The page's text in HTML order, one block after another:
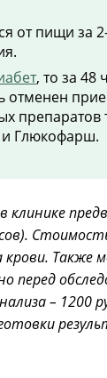
от пищи за
, то за 48
отменен
препаратов
Глюкофарш.
крови. Также
перед
– 1200